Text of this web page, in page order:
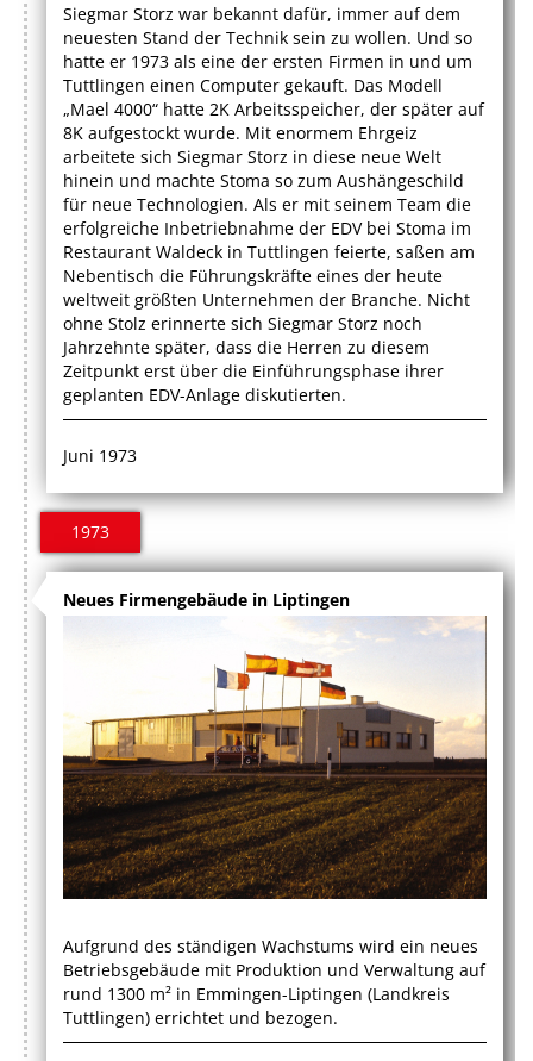
Siegmar Storz war bekannt dafür, immer auf dem
neuesten Stand der Technik sein zu wollen. Und so
hatte er 1973 als eine der ersten Firmen in und um
Tuttlingen einen Computer gekauft. Das Modell
„Mael 4000“ hatte 2K Arbeitsspeicher, der später auf
8K aufgestockt wurde. Mit enormem Ehrgeiz
arbeitete sich Siegmar Storz in diese neue Welt
hinein und machte Stoma so zum Aushängeschild
für neue Technologien. Als er mit seinem Team die
erfolgreiche Inbetriebnahme der EDV bei Stoma im
Restaurant Waldeck in Tuttlingen feierte, saßen am
Nebentisch die Führungskräfte eines der heute
weltweit größten Unternehmen der Branche. Nicht
ohne Stolz erinnerte sich Siegmar Storz noch
Jahrzehnte später, dass die Herren zu diesem
Zeitpunkt erst über die Einführungsphase ihrer
geplanten EDV-Anlage diskutierten.
Juni 1973
1973
Neues Firmengebäude in Liptingen
Aufgrund des ständigen Wachstums wird ein neues
Betriebsgebäude mit Produktion und Verwaltung auf
rund 1300 m² in Emmingen-Liptingen (Landkreis
Tuttlingen) errichtet und bezogen.